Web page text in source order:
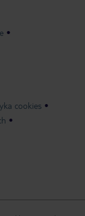
cookies